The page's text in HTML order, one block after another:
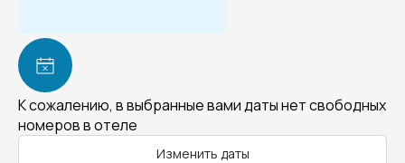
К сожалению, в выбранные вами даты нет свободных
номеров в отеле
Изменить даты